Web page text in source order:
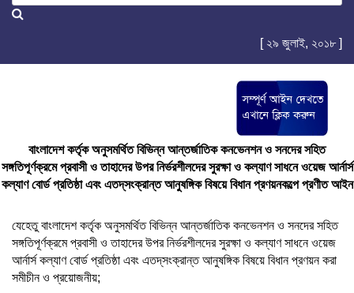
[ ২৯ জুলাই, ২০১৮ ]
বাংলাদেশ কর্তৃক অনুসমর্থিত বিভিন্ন আন্তর্জাতিক কনভেনশন ও সনদের সহিত
সঙ্গতিপূর্ণক্রমে প্রবাসী ও তাহাদের উপর নির্ভরশীলদের সুরক্ষা ও কল্যাণ সাধনে ওয়েজ আর্নার্স
কল্যাণ বোর্ড প্রতিষ্ঠা এবং এতদ্‌সংক্রান্ত আনুষঙ্গিক বিষয়ে বিধান প্রণয়নকল্পে প্রণীত আইন
যেহেতু বাংলাদেশ কর্তৃক অনুসমর্থিত বিভিন্ন আন্তর্জাতিক কনভেনশন ও সনদের সহিত
সঙ্গতিপূর্ণক্রমে প্রবাসী ও তাহাদের উপর নির্ভরশীলদের সুরক্ষা ও কল্যাণ সাধনে ওয়েজ
আর্নার্স কল্যাণ বোর্ড প্রতিষ্ঠা এবং এতদ্‌সংক্রান্ত আনুষঙ্গিক বিষয়ে বিধান প্রণয়ন করা
সমীচীন ও প্রয়োজনীয়;